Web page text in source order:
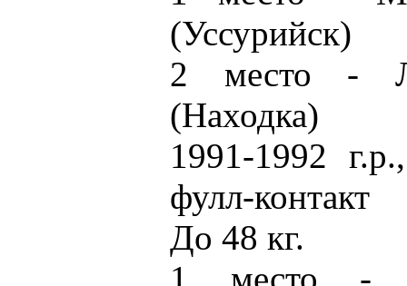
(Уссурийск)
2 место -
(Находка)
1991-1992
фулл-контакт
До 48 кг.
1 место -